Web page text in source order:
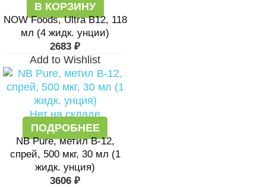
В КОРЗИНУ
NOW Foods, Ultra B12, 118
мл (4 жидк. унции)
2683 ₽
Add to Wishlist
Нет на складе
ПОДРОБНЕЕ
NB Pure, метил B-12,
спрей, 500 мкг, 30 мл (1
жидк. унция)
3606 ₽